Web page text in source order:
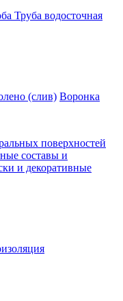
Труба водосточная
(слив) Воронка
поверхностей
составы и
и декоративные